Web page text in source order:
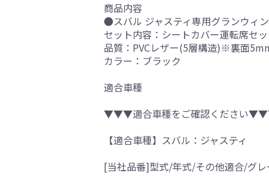
商品内容
●スバル ジャスティ専用グランウィ
セット内容：シートカバー運転席セ
品質：PVCレザー(5層構造)※裏面
カラー：ブラック
適合車種
▼▼▼適合車種をご確認ください
【適合車種】スバル：ジャスティ
[当社品番]型式/年式/その他適合/グレ